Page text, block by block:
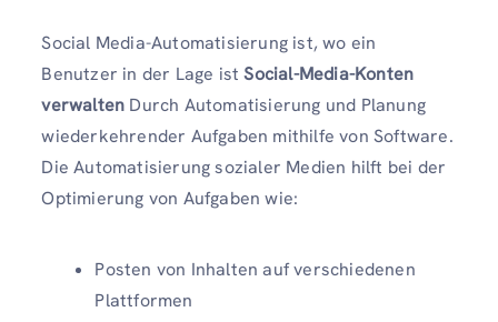
Social Media-Automatisierung ist, wo ein
Benutzer in der Lage istSocial-Media-Konten
verwalten Durch Automatisierung und Planung
wiederkehrender Aufgaben mithilfe von Software.
Die Automatisierung sozialer Medien hilft bei der
Optimierung von Aufgaben wie:
Posten von Inhalten auf verschiedenen
Plattformen